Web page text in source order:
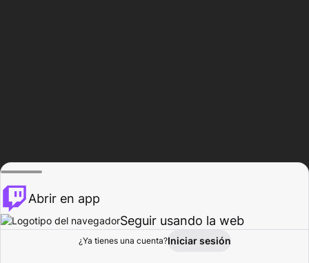
Explorar Actividad
Abrir en app
Seguir usando la web
¿Ya tienes una cuenta?Iniciar sesión